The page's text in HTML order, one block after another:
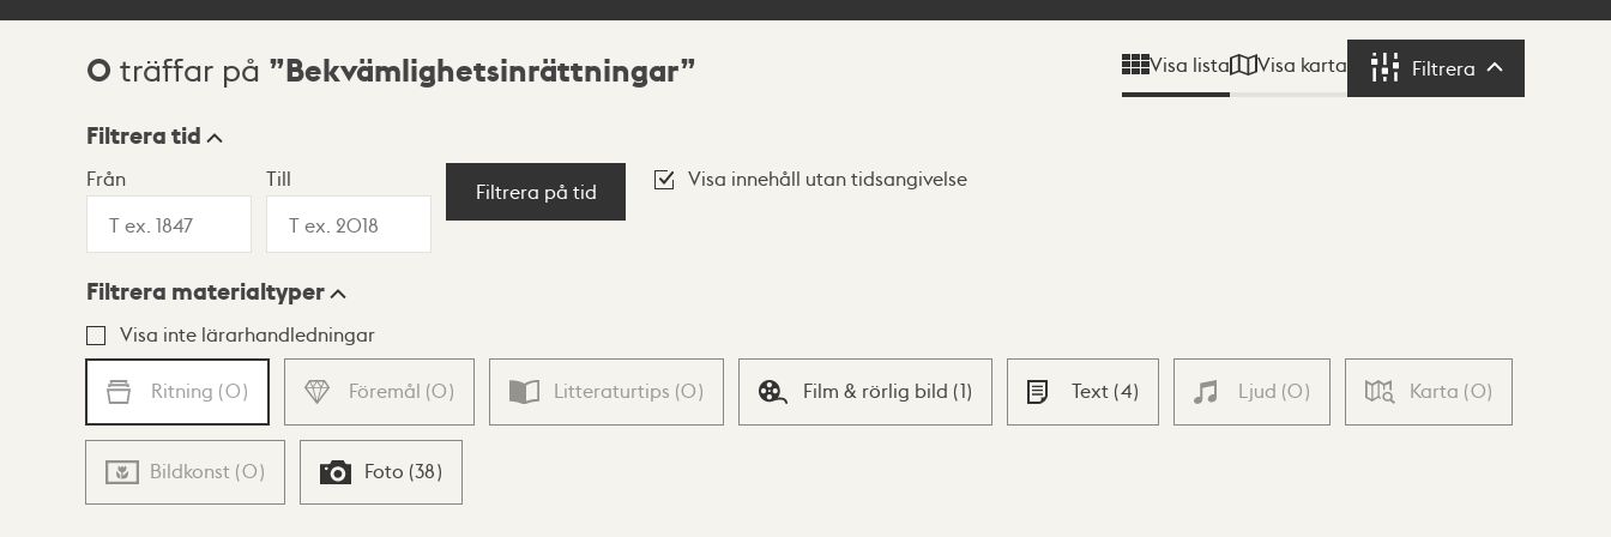
Sökresultat
0 träffar på Bekvämlighetsinrättningar Visa lista Visa karta Filtrera Filtrera
Visningsläge
Lista Karta
Filtrera tid
Från Till
Filtrera på tid
Visa innehåll utan tidsangivelse
Filtrera materialtyper
Visa inte lärarhandledningar
Ritning (0) Föremål (0) Litteraturtips (0) Film & rörlig bild (1) Text (4) Ljud (0) Karta (0)
Bildkonst (0) Foto (38)